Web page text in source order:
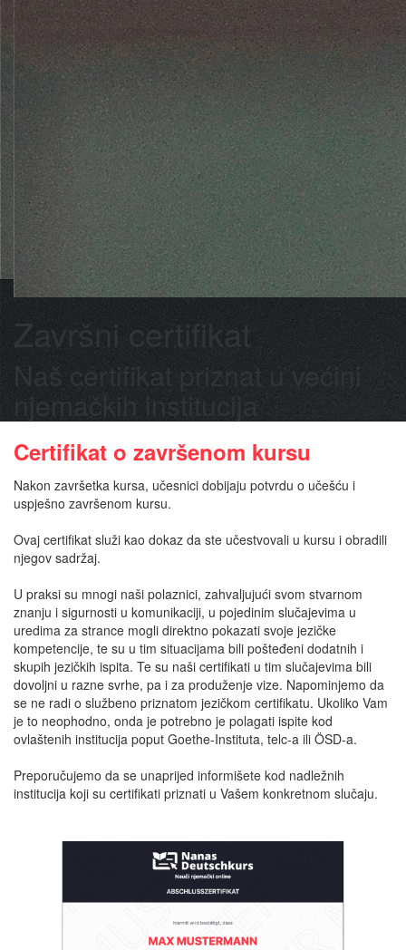
Završni certifikat
Naš certifikat priznat u većini
njemačkih institucija
Certifikat o završenom kursu
Nakon završetka kursa, učesnici dobijaju potvrdu o učešću i
uspješno završenom kursu.
Ovaj certifikat služi kao dokaz da ste učestvovali u kursu i obradili
njegov sadržaj.
U praksi su mnogi naši polaznici, zahvaljujući svom stvarnom
znanju i sigurnosti u komunikaciji, u pojedinim slučajevima u
uredima za strance mogli direktno pokazati svoje jezičke
kompetencije, te su u tim situacijama bili pošteđeni dodatnih i
skupih jezičkih ispita. Te su naši certifikati u tim slučajevima bili
dovoljni u razne svrhe, pa i za produženje vize. Napominjemo da
se ne radi o službeno priznatom jezičkom certifikatu. Ukoliko Vam
je to neophodno, onda je potrebno je polagati ispite kod
ovlaštenih institucija poput Goethe-Instituta, telc-a ili ÖSD-a.
Preporučujemo da se unaprijed informišete kod nadležnih
institucija koji su certifikati priznati u Vašem konkretnom slučaju.